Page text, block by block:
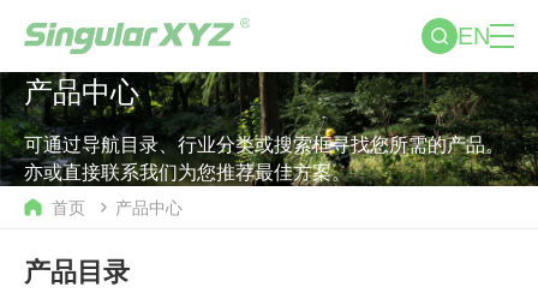
EN
产品中心
可通过导航目录、行业分类或搜索框寻找您所需的产品。
亦或直接联系我们为您推荐最佳方案。
首页 产品中心
产品目录